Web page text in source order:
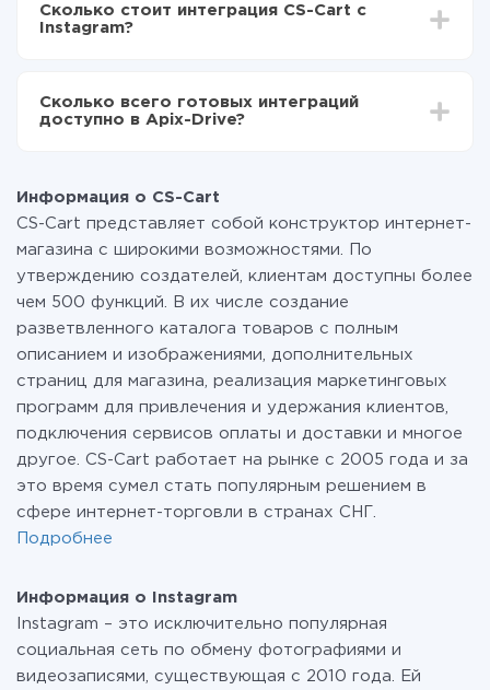
передаваться из CS-Cart в Instagram
отличаться и составлять от 5-ти до 30-минут. В
среднем настройка занимает 10-15 минут.
Сколько стоит интеграция CS-Cart с
Instagram?
функционал. Вы оплачиваете только количество
данных, которые по факту передаются из одной
перейти на платный, при необходимости. Подробнее
отарифах.
Сколько всего готовых интеграций
доступно в Apix-Drive?
Информация о CS-Cart
CS-Cart представляет собой конструктор интернет-
магазина с широкими возможностями. По
утверждению создателей, клиентам доступны более
чем 500 функций. В их числе создание
разветвленного каталога товаров с полным
описанием и изображениями, дополнительных
страниц для магазина, реализация маркетинговых
программ для привлечения и удержания клиентов,
подключения сервисов оплаты и доставки и многое
другое. CS-Cart работает на рынке с 2005 года и за
это время сумел стать популярным решением в
сфере интернет-торговли в странах СНГ.
Подробнее
Информация о Instagram
Instagram – это исключительно популярная
социальная сеть по обмену фотографиями и
видеозаписями, существующая с 2010 года. Ей